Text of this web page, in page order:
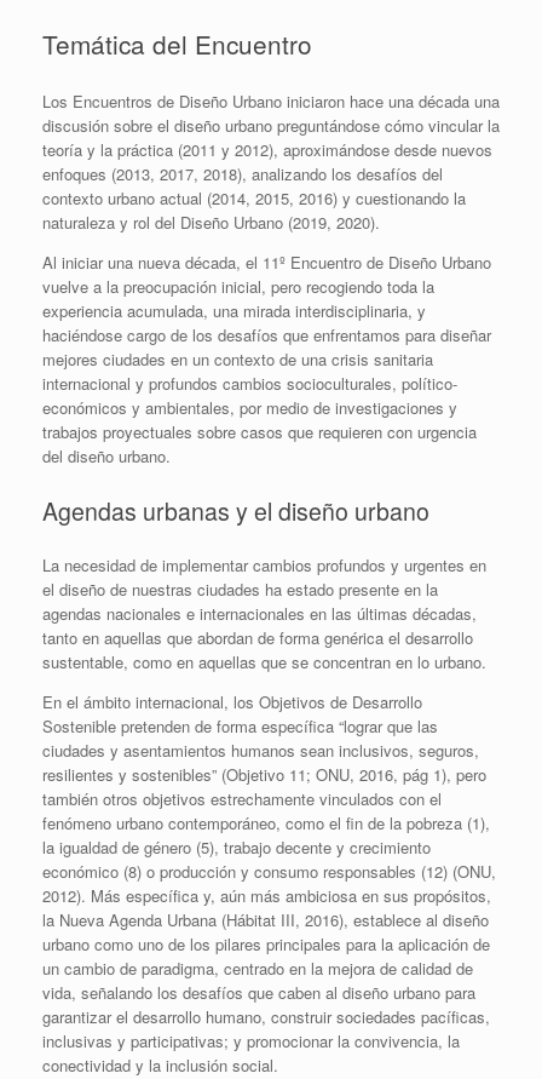
Temática del Encuentro
Los Encuentros de Diseño Urbano iniciaron hace una década una
discusión sobre el diseño urbano preguntándose cómo vincular la
teoría y la práctica (2011 y 2012), aproximándose desde nuevos
enfoques (2013, 2017, 2018), analizando los desafíos del
contexto urbano actual (2014, 2015, 2016) y cuestionando la
naturaleza y rol del Diseño Urbano (2019, 2020).
Al iniciar una nueva década, el 11º Encuentro de Diseño Urbano
vuelve a la preocupación inicial, pero recogiendo toda la
experiencia acumulada, una mirada interdisciplinaria, y
haciéndose cargo de los desafíos que enfrentamos para diseñar
mejores ciudades en un contexto de una crisis sanitaria
internacional y profundos cambios socioculturales, político-
económicos y ambientales, por medio de investigaciones y
trabajos proyectuales sobre casos que requieren con urgencia
del diseño urbano.
Agendas urbanas y el diseño urbano
La necesidad de implementar cambios profundos y urgentes en
el diseño de nuestras ciudades ha estado presente en la
agendas nacionales e internacionales en las últimas décadas,
tanto en aquellas que abordan de forma genérica el desarrollo
sustentable, como en aquellas que se concentran en lo urbano.
En el ámbito internacional, los Objetivos de Desarrollo
Sostenible pretenden de forma específica “lograr que las
ciudades y asentamientos humanos sean inclusivos, seguros,
resilientes y sostenibles” (Objetivo 11; ONU, 2016, pág 1), pero
también otros objetivos estrechamente vinculados con el
fenómeno urbano contemporáneo, como el fin de la pobreza (1),
la igualdad de género (5), trabajo decente y crecimiento
económico (8) o producción y consumo responsables (12) (ONU,
2012). Más específica y, aún más ambiciosa en sus propósitos,
la Nueva Agenda Urbana (Hábitat III, 2016), establece al diseño
urbano como uno de los pilares principales para la aplicación de
un cambio de paradigma, centrado en la mejora de calidad de
vida, señalando los desafíos que caben al diseño urbano para
garantizar el desarrollo humano, construir sociedades pacíficas,
inclusivas y participativas; y promocionar la convivencia, la
conectividad y la inclusión social.